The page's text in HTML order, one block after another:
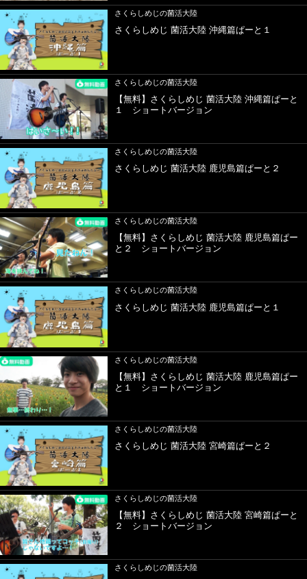
さくらしめじの菌活大陸
さくらしめじ 菌活大陸 沖縄篇ぱーと１
さくらしめじの菌活大陸
【無料】さくらしめじ 菌活大陸 沖縄篇ぱーと
１ ショートバージョン
さくらしめじの菌活大陸
さくらしめじ 菌活大陸 鹿児島篇ぱーと２
さくらしめじの菌活大陸
【無料】さくらしめじ 菌活大陸 鹿児島篇ぱー
と２ ショートバージョン
さくらしめじの菌活大陸
さくらしめじ 菌活大陸 鹿児島篇ぱーと１
さくらしめじの菌活大陸
【無料】さくらしめじ 菌活大陸 鹿児島篇ぱー
と１ ショートバージョン
さくらしめじの菌活大陸
さくらしめじ 菌活大陸 宮崎篇ぱーと２
さくらしめじの菌活大陸
【無料】さくらしめじ 菌活大陸 宮崎篇ぱーと
２ ショートバージョン
さくらしめじの菌活大陸